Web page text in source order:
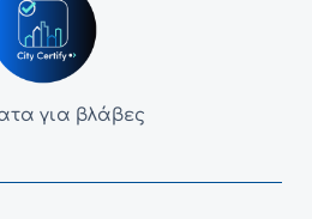
για βλάβες